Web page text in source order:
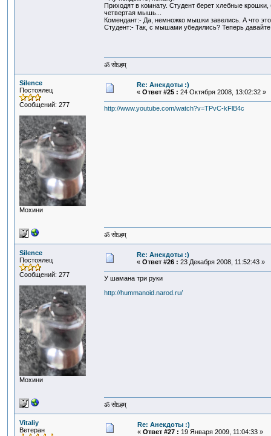
Приходят в комнату. Студент берет хлебные
четвертая мышь...
Комендант:- Да, немножко мышки завелись. А что
Студент:- Так, с мышами убедились? Теперь
ॐ सोऽहम्
Silence
Постоялец
Сообщений: 277
Мохини
Re: Анекдоты :)
« Ответ #25 : 24 Октября 2008, 13:02:32 »
http://www.youtube.com/watch?v=TPvC-kFlB4c
ॐ सोऽहम्
Silence
Постоялец
Сообщений: 277
Мохини
Re: Анекдоты :)
« Ответ #26 : 23 Декабря 2008, 11:52:43 »
У шамана три руки
http://hummanoid.narod.ru/
ॐ सोऽहम्
Vitaliy
Ветеран
Re: Анекдоты :)
« Ответ #27 : 19 Января 2009, 11:04:33 »